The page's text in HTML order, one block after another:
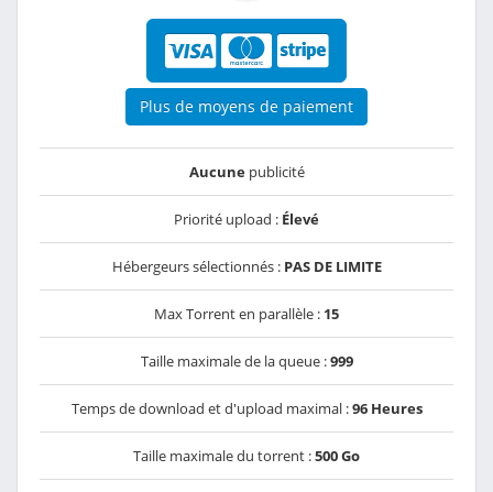
Plus de moyens de paiement
Aucunepublicité
Priorité upload : Élevé
Hébergeurs sélectionnés : PAS DE LIMITE
Max Torrent en parallèle : 15
Taille maximale de la queue :999
Temps de download et d'upload maximal :96 Heures
Taille maximale du torrent :500 Go